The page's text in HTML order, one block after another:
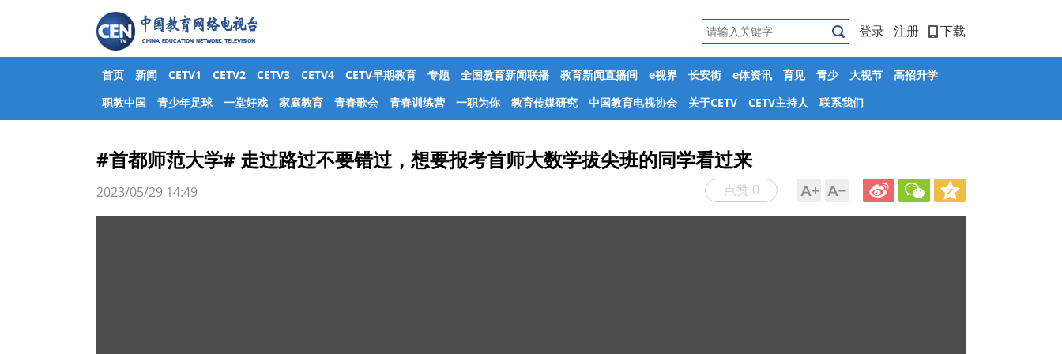
登录 注册 下载
首页 新闻 CETV1 CETV2 CETV3 CETV4 CETV早期教育 专题 全国教育新闻联播 教育新闻直播间 e视界 长安街 e体资讯 育见 青少 大视节
高招升学
职教中国
青少年足球 一堂好戏 家庭教育 青春歌会 青春训练营 一职为你 教育传媒研究 中国教育电视协会 关于CETV CETV主持人 联系我们
#首都师范大学# 走过路过不要错过，想要报考首师大数学拔尖班的同学看过来
点赞 0
2023/05/29 14:49